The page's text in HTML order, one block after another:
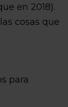
en 2018).
cosas que
para